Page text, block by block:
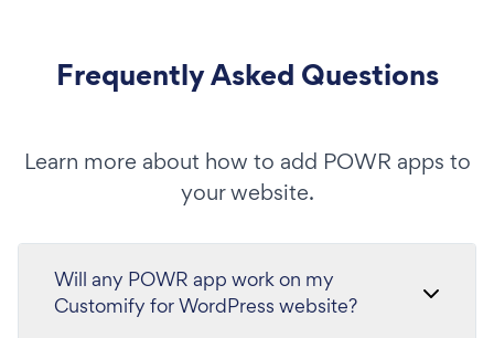
Frequently Asked Questions
Learn more about how to add POWR apps to
your website.
Will any POWR app work on my
Customify for WordPress website?